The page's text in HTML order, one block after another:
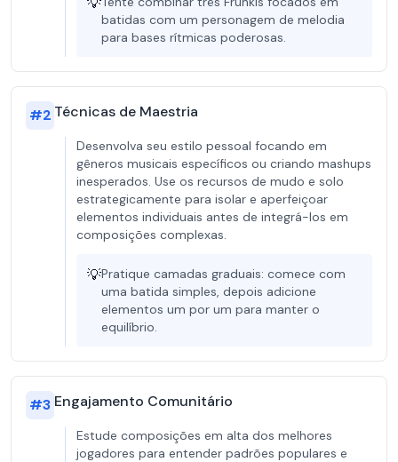
batidas com um personagem de melodia
para bases rítmicas poderosas.
#2 Técnicas de Maestria
Desenvolva seu estilo pessoal focando em
gêneros musicais específicos ou criando mashups
inesperados. Use os recursos de mudo e solo
estrategicamente para isolar e aperfeiçoar
elementos individuais antes de integrá-los em
composições complexas.
💡Pratique camadas graduais: comece com
uma batida simples, depois adicione
elementos um por um para manter o
equilíbrio.
#3 Engajamento Comunitário
Estude composições em alta dos melhores
jogadores para entender padrões populares e